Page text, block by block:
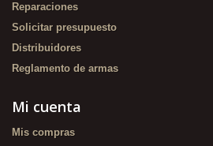
Reparaciones
Solicitar presupuesto
Distribuidores
Reglamento de armas
Mi cuenta
Mis compras